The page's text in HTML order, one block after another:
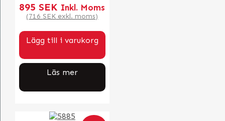
895 SEK Inkl. Moms
(716 SEK exkl. moms)
Lägg till i varukorg
Läs mer